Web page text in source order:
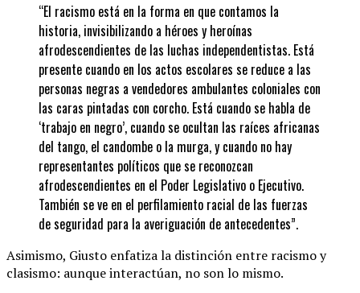
“El racismo está en la forma en que contamos la
historia, invisibilizando a héroes y heroínas
afrodescendientes de las luchas independentistas. Está
presente cuando en los actos escolares se reduce a las
personas negras a vendedores ambulantes coloniales con
las caras pintadas con corcho. Está cuando se habla de
‘trabajo en negro’, cuando se ocultan las raíces africanas
del tango, el candombe o la murga, y cuando no hay
representantes políticos que se reconozcan
afrodescendientes en el Poder Legislativo o Ejecutivo.
También se ve en el perfilamiento racial de las fuerzas
de seguridad para la averiguación de antecedentes”.
Asimismo, Giusto enfatiza la distinción entre racismo y
clasismo: aunque interactúan, no son lo mismo.